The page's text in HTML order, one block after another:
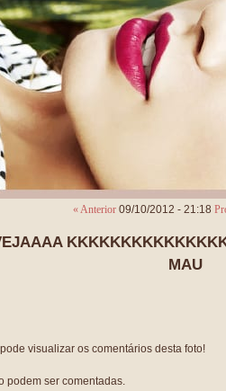
« Anterior 09/10/2012 - 21:18
MAU
visualizar os comentários desta foto!
podem ser comentadas.